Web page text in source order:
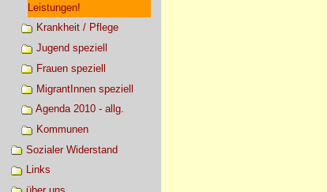
Leistungen!
Krankheit / Pflege
Jugend speziell
Frauen speziell
MigrantInnen speziell
Agenda 2010 - allg.
Kommunen
Sozialer Widerstand
Links